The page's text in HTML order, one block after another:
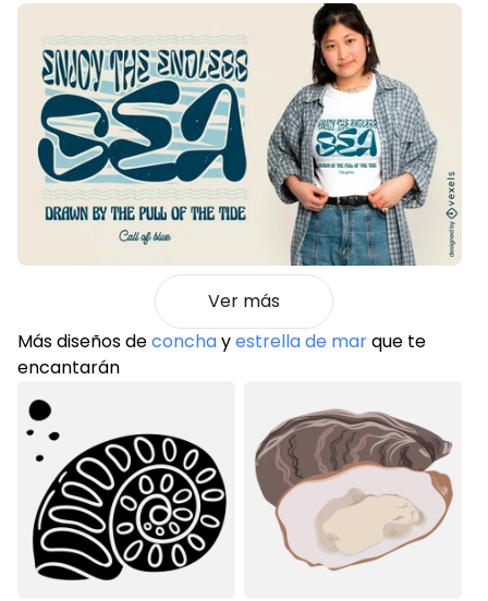
Ver más
Más diseños deconchayestrella de marque te
encantarán